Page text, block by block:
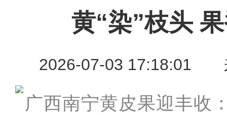
黄“染”枝头
2026-07-03 17:18:01